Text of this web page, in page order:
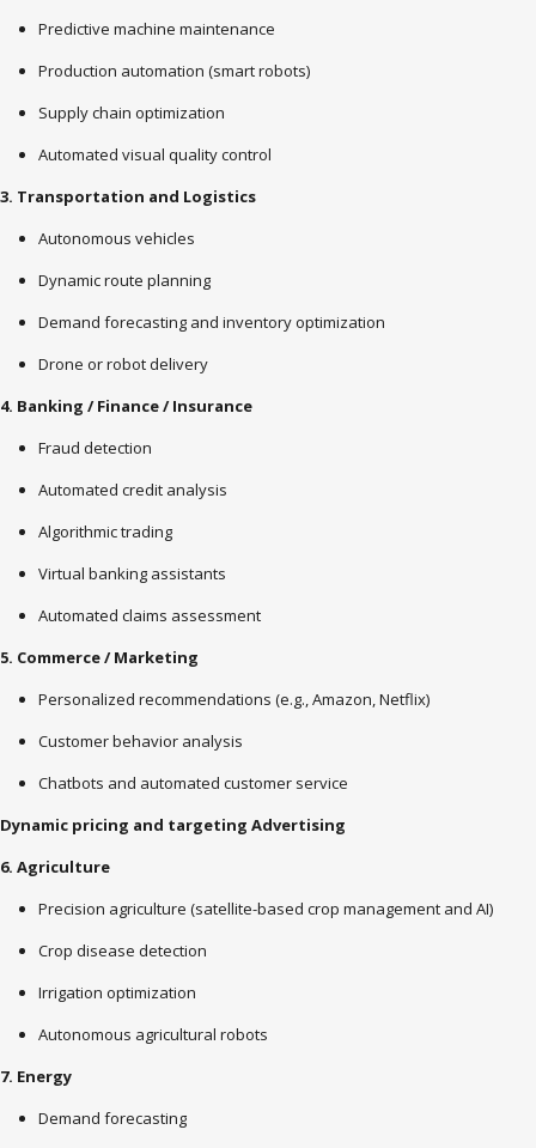
Predictive machine maintenance
Production automation (smart robots)
Supply chain optimization
Automated visual quality control
3. Transportation and Logistics
Autonomous vehicles
Dynamic route planning
Demand forecasting and inventory optimization
Drone or robot delivery
4. Banking / Finance / Insurance
Fraud detection
Automated credit analysis
Algorithmic trading
Virtual banking assistants
Automated claims assessment
5. Commerce / Marketing
Personalized recommendations (e.g., Amazon, Netflix)
Customer behavior analysis
Chatbots and automated customer service
Dynamic pricing and targeting Advertising
6. Agriculture
Precision agriculture (satellite-based crop management and AI)
Crop disease detection
Irrigation optimization
Autonomous agricultural robots
7. Energy
Demand forecasting